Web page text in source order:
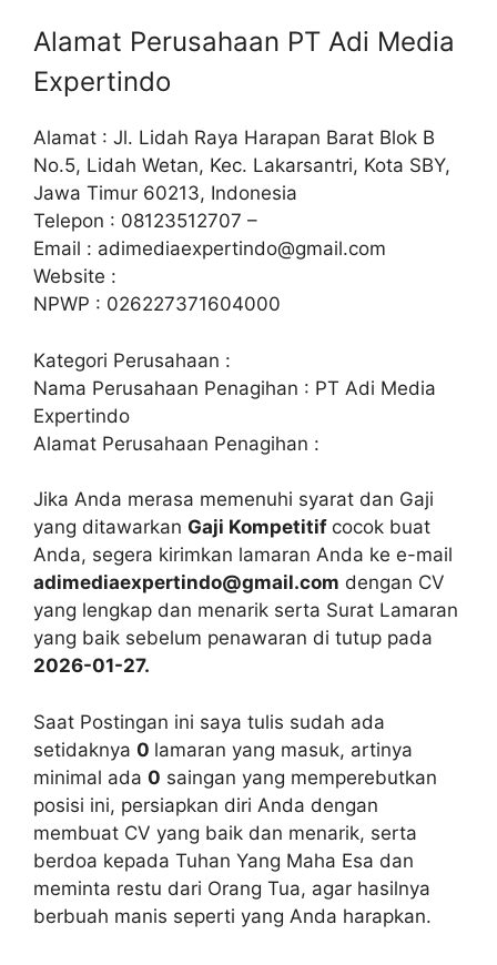
Alamat Perusahaan PT Adi Media
Expertindo
Alamat : Jl. Lidah Raya Harapan Barat Blok B
No.5, Lidah Wetan, Kec. Lakarsantri, Kota SBY,
Jawa Timur 60213, Indonesia
Telepon : 08123512707 –
Email : adimediaexpertindo@gmail.com
Website :
NPWP : 026227371604000
Kategori Perusahaan :
Nama Perusahaan Penagihan : PT Adi Media
Expertindo
Alamat Perusahaan Penagihan :
Jika Anda merasa memenuhi syarat dan Gaji
yang ditawarkan Gaji Kompetitif cocok buat
Anda, segera kirimkan lamaran Anda ke e-mail
adimediaexpertindo@gmail.com dengan CV
yang lengkap dan menarik serta Surat Lamaran
yang baik sebelum penawaran di tutup pada
2026-01-27.
Saat Postingan ini saya tulis sudah ada
setidaknya 0 lamaran yang masuk, artinya
minimal ada 0 saingan yang memperebutkan
posisi ini, persiapkan diri Anda dengan
membuat CV yang baik dan menarik, serta
berdoa kepada Tuhan Yang Maha Esa dan
meminta restu dari Orang Tua, agar hasilnya
berbuah manis seperti yang Anda harapkan.